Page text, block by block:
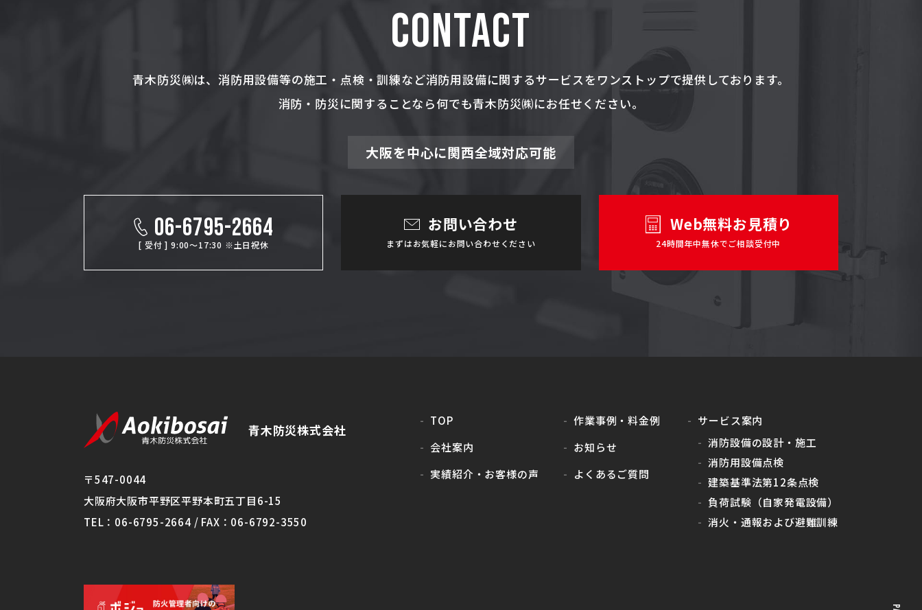
CONTACT
青木防災㈱は、消防用設備等の施工・点検・訓練など消防用設備に関するサービスをワンストップで提供しております。
消防・防災に関することなら何でも青木防災㈱にお任せください。
大阪を中心に関西全域対応可能
06-6795-2664
[ 受付 ] 9:00～17:30 ※土日祝休
お問い合わせ
まずはお気軽にお問い合わせください
Web無料お見積り
24時間年中無休でご相談受付中
青木防災株式会社
〒547-0044
大阪府大阪市平野区平野本町五丁目6-15
TEL：06-6795-2664 / FAX：06-6792-3550
TOP
作業事例・料金例
会社案内
お知らせ
実績紹介・ お客様の声 よくあるご質問
サービス案内
消防設備の設計・施工
消防用設備点検
建築基準法第12条点検
負荷試験（自家発電設備）
消火・通報および避難訓練